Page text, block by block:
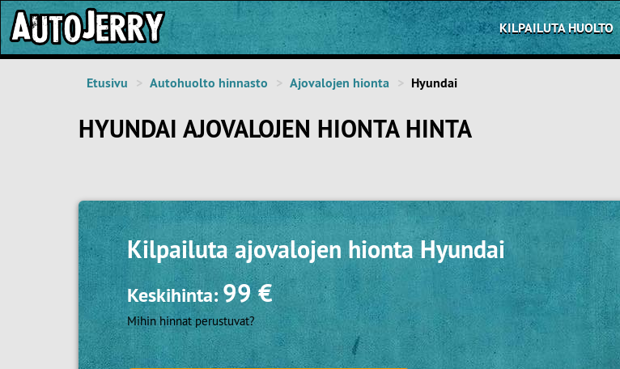
KILPAILUTA HUOLTO
Etusivu Autohuolto hinnasto Ajovalojen hionta Hyundai
HYUNDAI AJOVALOJEN HIONTA HINTA
Kilpailutaajovalojen hionta Hyundai
Keskihinta: 99 €
Mihin hinnat perustuvat?